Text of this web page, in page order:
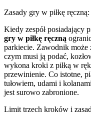
Zasady gry w piłkę
Kiedy zespół posiadający
gry w piłkę ręczną
parkiecie. Zawodnik może
czym musi ją podać,
wykona kroki z piłką w
przewinienie. Co istotne,
tułowiem, udami i
jest surowo zabronione.
Limit trzech kroków i